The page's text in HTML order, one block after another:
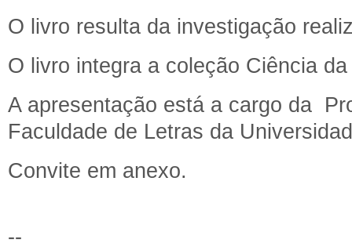
O livro resulta da investigação
O livro integra a coleção Ciência
A apresentação está a cargo da
Faculdade de Letras da
Convite em anexo.
--